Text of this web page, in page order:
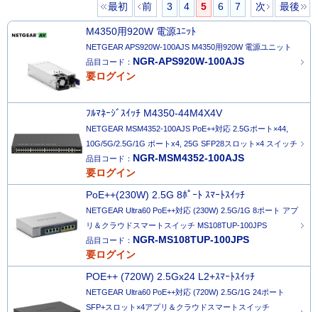
最初
前 3 4 5 6 7 次 最後
M4350用920W 電源ﾕﾆｯﾄ
NETGEAR APS920W-100AJS M4350用920W 電源ユニット
品目コード： NGR-APS920W-100AJS
要ログイン
ﾌﾙﾏﾈｰｼﾞｽｲｯﾁ M4350-44M4X4V
NETGEAR MSM4352-100AJS PoE++対応 2.5Gポート×44,
10G/5G/2.5G/1G ポートx4, 25G SFP28スロット×4 スイッチ
品目コード： NGR-MSM4352-100AJS
要ログイン
PoE++(230W) 2.5G 8ﾎﾟｰﾄ ｽﾏｰﾄｽｲｯﾁ
NETGEAR Ultra60 PoE++対応 (230W) 2.5G/1G 8ポート アプ
リ＆クラウドスマートスイッチ MS108TUP-100JPS
品目コード： NGR-MS108TUP-100JPS
要ログイン
POE++ (720W) 2.5Gx24 L2+ｽﾏｰﾄｽｲｯﾁ
NETGEAR Ultra60 PoE++対応 (720W) 2.5G/1G 24ポート
SFP+スロット×4アプリ＆クラウドスマートスイッチ